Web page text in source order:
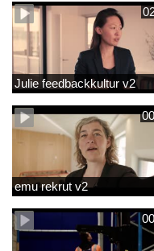
Julie feedbackkultur v2
emu rekrut v2